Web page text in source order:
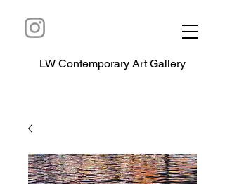
LW Contemporary Art Gallery